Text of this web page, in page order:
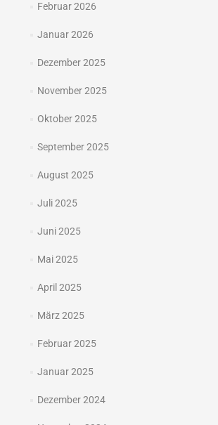
Februar 2026
Januar 2026
Dezember 2025
November 2025
Oktober 2025
September 2025
August 2025
Juli 2025
Juni 2025
Mai 2025
April 2025
März 2025
Februar 2025
Januar 2025
Dezember 2024